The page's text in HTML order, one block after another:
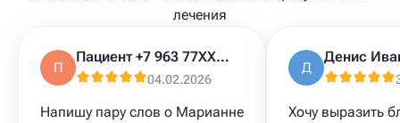
лечения
П
Пациент +7 963 77XXXXX
04.02.2026
Напишу пару слов о Марианне
Д
Денис
Хочу выразить